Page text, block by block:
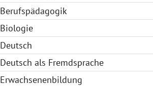
Berufspädagogik
Biologie
Deutsch
Deutsch als Fremdsprache
Erwachsenenbildung